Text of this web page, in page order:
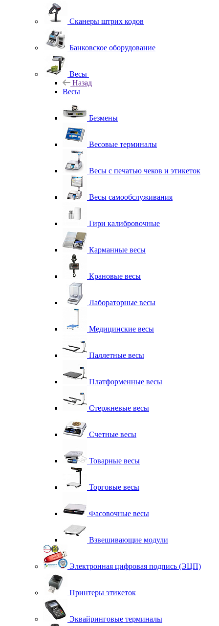
Сканеры штрих кодов
Банковское оборудование
Весы
Назад
Весы
Безмены
Весовые терминалы
Весы с печатью чеков и этикеток
Весы самообслуживания
Гири калибровочные
Карманные весы
Крановые весы
Лабораторные весы
Медицинские весы
Паллетные весы
Платформенные весы
Стержневые весы
Счетные весы
Товарные весы
Торговые весы
Фасовочные весы
Взвешивающие модули
Электронная цифровая подпись (ЭЦП)
Принтеры этикеток
Эквайринговые терминалы